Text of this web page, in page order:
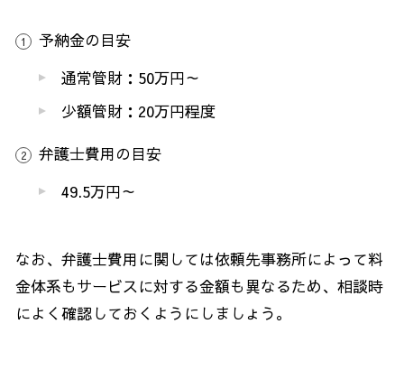
予納金の目安
通常管財： 50万円～
少額管財： 20万円程度
弁護士費用の目安
49.5万円～
なお、弁護士費用に関しては依頼先事務所によって料
金体系もサービスに対する金額も異なるため、相談時
によく確認しておくようにしましょう。